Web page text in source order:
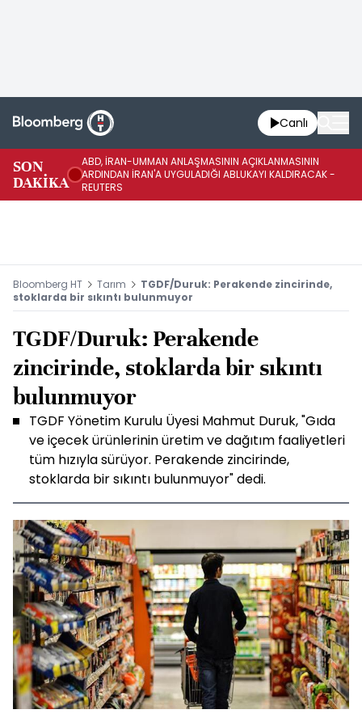
Canlı
SON
DAKİKA
ABD, İRAN-UMMAN ANLAŞMASININ AÇIKLANMASININ
ARDINDAN İRAN'A UYGULADIĞI ABLUKAYI KALDIRACAK -
REUTERS
Bloomberg HT Tarım
TGDF/Duruk: Perakende zincirinde,
stoklarda bir sıkıntı bulunmuyor
TGDF/Duruk: Perakende
zincirinde, stoklarda bir sıkıntı
bulunmuyor
TGDF Yönetim Kurulu Üyesi Mahmut Duruk, "Gıda
ve içecek ürünlerinin üretim ve dağıtım faaliyetleri
tüm hızıyla sürüyor. Perakende zincirinde,
stoklarda bir sıkıntı bulunmuyor" dedi.